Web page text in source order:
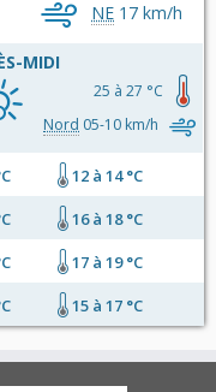
NE 17 km/h
MIDI
25 à 27 °C
Nord 05-10 km/h
12 à 14 °C
16 à 18 °C
17 à 19 °C
15 à 17 °C